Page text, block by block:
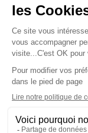
olympique-et-
L'application
Les cookies
Gestion des